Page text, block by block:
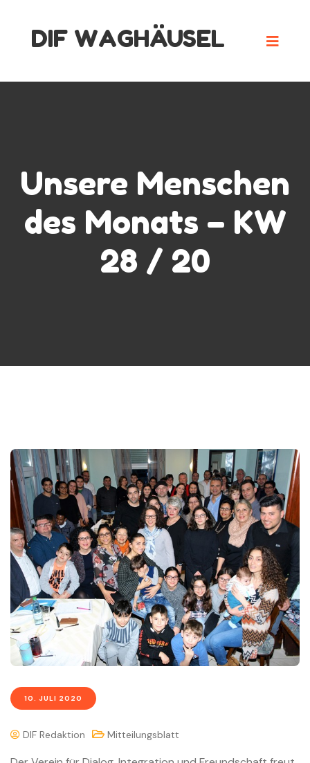
DIF WAGHÄUSEL
Unsere Menschen
des Monats – KW
28 / 20
10. JULI 2020
DIF Redaktion Mitteilungsblatt